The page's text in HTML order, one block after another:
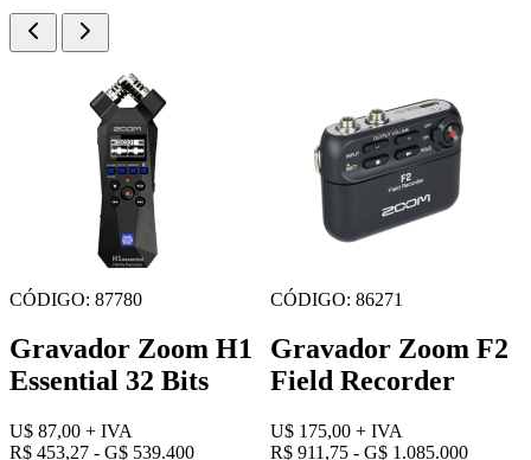
CÓDIGO: 4985
Gravador Zoom F6
Field Recorder
U$ 595,00+ IVA
R$ 3.099,95 - G$ 3.689.000
CÓDIGO: 67942
Mixer de Áudio
Zoom LiveTrak L8
U$ 420,00 + IVA
R$ 2.188,20 - G$ 2.604.000